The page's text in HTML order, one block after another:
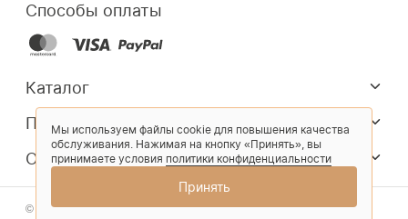
Способы оплаты
Каталог
Покупателям
О компании
© 2026 Salmi. Все права защищены
Мы используем файлы cookie для повышения качества
обслуживания. Нажимая на кнопку «Принять», вы
принимаете условия политики конфиденциальности
Принять